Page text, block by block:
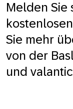
Melden Sie
Sie mehr
von der
und